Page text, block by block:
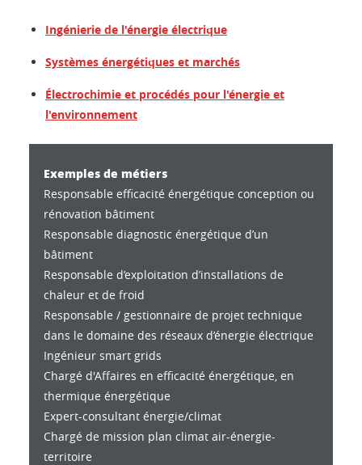
Ingénierie de l'énergie électrique
Systèmes énergétiques et marchés
Électrochimie et procédés pour l'énergie et
l'environnement
Exemples de métiers
Responsable efficacité énergétique conception ou
rénovation bâtiment
Responsable diagnostic énergétique d’un
bâtiment
Responsable d’exploitation d’installations de
chaleur et de froid
Responsable / gestionnaire de projet technique
dans le domaine des réseaux d’énergie électrique
Ingénieur smart grids
Chargé d'Affaires en efficacité énergétique, en
thermique énergétique
Expert-consultant énergie/climat
Chargé de mission plan climat air-énergie-
territoire